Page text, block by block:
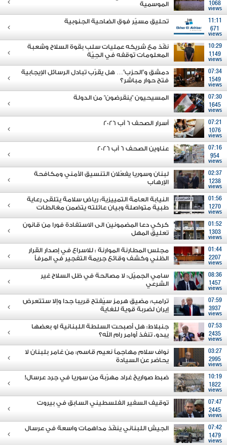
1068
views
الموسمية
11:11
671
views
تحليق مسيّر فوق الضاحية الجنوبية
10:29
1149
views
نفّذ مع شريكه عمليات سلب بقوة السلاح وشعبة
المعلومات توقفه في الجِيّة
07:34
1549
views
دمشق و"الحزب"… هل يقرّب تبادل الرسائل الإيجابية
فتح حوار مباشر؟
07:30
1645
views
المسيحيون "ينقرضون" من الدولة
07:21
1076
views
أسرار الصحف 6 آب 2026
07:16
954
views
عناوين الصحف 6 آب 2026
02:37
1238
views
لبنان وسوريا يفعّلان التنسيق الأمني ومكافحة
الإرهاب
01:56
1270
views
النيابة العامة التمييزية: رياض سلامة يتلقى رعاية
طبية متواصلة وبيان عائلته يتضمن مغالطات
01:52
1303
views
كركي دعا المضمونين الى الاستفادة فورا من قانون
تعليق المهل
01:44
2207
views
مجلس المطارنة الموارنة : للاسراع في إصدار القرار
الظني وكشف وقائع جريمة التفجير في المرفأ
08:36
1457
views
سامي الجميّل: لا مصالحة في ظل السلاح غير
الشرعي
07:59
3937
views
ترامب: مضيق هرمز سيُفتح قريبا جدا وإلا ستتعرض
إيران لضربة قوية للغاية
07:53
2435
views
جنبلاط: هل أصبحت السلطة اللبنانية او بعضها
يبدو، تنفذ أوامر رام الله؟
03:27
2995
views
نواف سلام مهاجماً نعيم قاسم: من غامر بلبنان لا
يحاضر عن السيادة
10:19
1822
views
ضبط صواريخ غراد مهرّبة من سوريا في جرد عرسال!
07:47
2445
views
توقيف السفير الفلسطيني السابق في بيروت
07:42
1479
views
الجيش اللبناني ينفّذ مداهمات واسعة في عرسال